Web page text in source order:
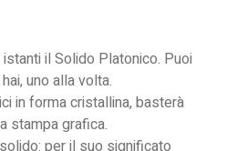
il Solido Platonico. Puoi
uno alla volta.
in forma cristallina, basterà
stampa grafica.
per il suo significato